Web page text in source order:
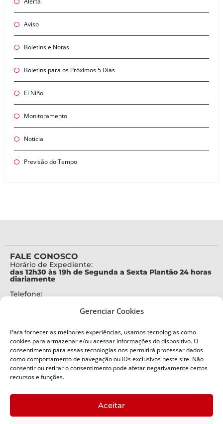
Gerenciar Cookies
Para fornecer as melhores experiências, usamos tecnologias como
cookies para armazenar e/ou acessar informações do dispositivo. O
consentimento para essas tecnologias nos permitirá processar dados
como comportamento de navegação ou IDs exclusivos neste site. Não
consentir ou retirar o consentimento pode afetar negativamente certos
recursos e funções.
Aceitar
Aviso
Boletins e Notas
Boletins para os Próximos 5 Dias
El Niño
Monitoramento
Notícia
Previsão do Tempo
FALE CONOSCO
Horário de Expediente:
das 12h30 às 19h de Segunda a Sexta Plantão 24 horas
diariamente
Telefone:
Alertas Defesa Civil:
SMS 40199
ENDEREÇO
Defesa Civil do Estado de Santa Catarina
Bairro:
Capoeiras, Florianópolis, SC